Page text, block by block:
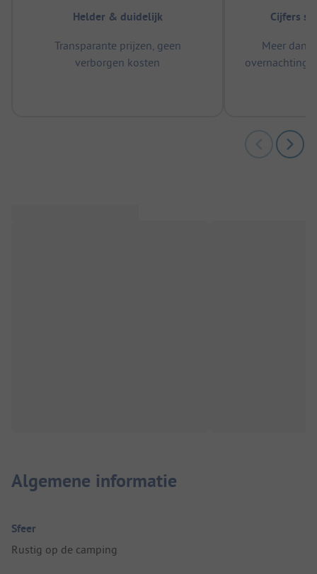
Helder & duidelijk
Transparante prijzen, geen
verborgen kosten
Cijfers
Meer dan
Algemene informatie
Sfeer
Rustig op de camping